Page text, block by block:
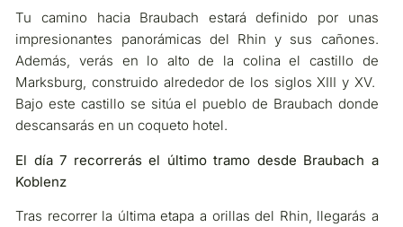
Tu camino hacia Braubach estará definido por unas
impresionantes panorámicas del Rhin y sus cañones.
Además, verás en lo alto de la colina el castillo de
Marksburg, construido alrededor de los siglos XIII y XV.
Bajo este castillo se sitúa el pueblo de Braubach donde
descansarás en un coqueto hotel.
El día 7 recorrerás el último tramo desde Braubach a
Koblenz
Tras recorrer la última etapa a orillas del Rhin, llegarás a